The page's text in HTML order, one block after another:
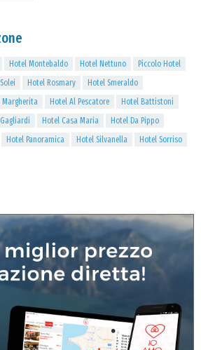
Hotel Montebaldo Hotel Nettuno
Piccolo Hotel
Hotel Rosmary
Hotel Smeraldo
Margherita Hotel Al Pescatore
Hotel Battistoni
Hotel Casa Maria
Hotel Da Pippo
Hotel Panoramica Hotel Silvanella
Hotel Sorriso